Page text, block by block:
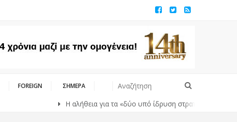
FOREIGN ΣΗΜΕΡΑ
Η αλήθεια για τα «δύο υπό ίδρυση στρατηγεία του ΝΑΤΟ» στην